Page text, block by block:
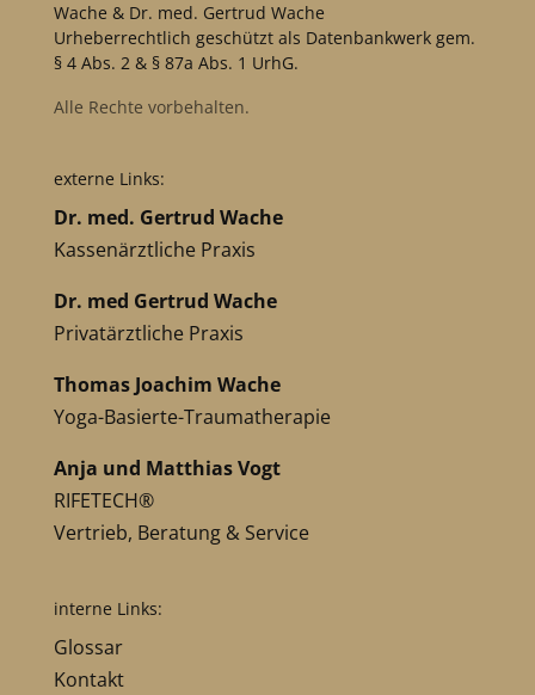
Wache & Dr. med. Gertrud Wache
Urheberrechtlich geschützt als Datenbankwerk gem.
§ 4 Abs. 2 & § 87a Abs. 1 UrhG.
Alle Rechte vorbehalten.
externe Links:
Dr. med. Gertrud Wache
Kassenärztliche Praxis
Dr. med Gertrud Wache
Privatärztliche Praxis
Thomas Joachim Wache
Yoga-Basierte-Traumatherapie
Anja und Matthias Vogt
RIFETECH®
Vertrieb, Beratung & Service
interne Links:
Glossar
Kontakt